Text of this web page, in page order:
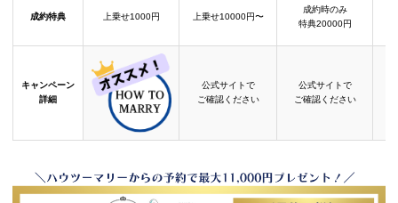
成約特典 上乗せ1000円 上乗せ10000円〜
成約時のみ
特典20000円
キャンペーン
詳細
公式サイトで
ご確認ください
公式サイトで
ご確認ください